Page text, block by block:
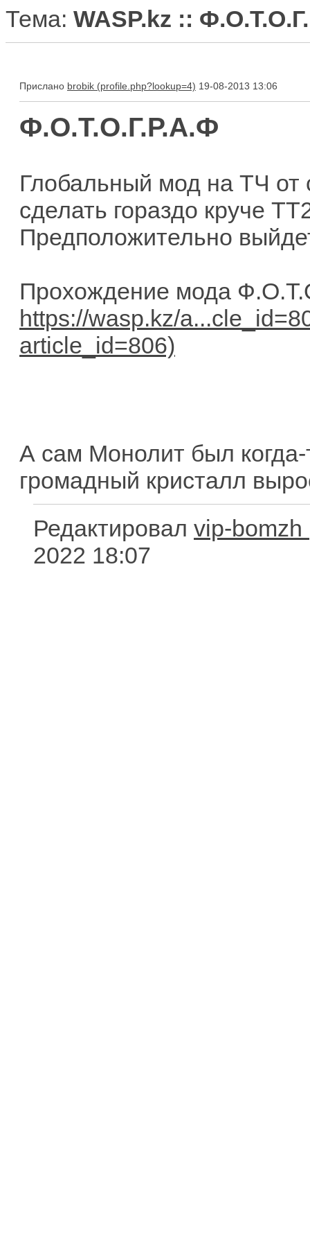
Тема: WASP.kz ::
Прислано brobik 19-08-2013 13:06
Ф.О.Т.О.Г.Р.А.Ф
Глобальный мод на ТЧ
сделать гораздо круче
Предположительно
Прохождение мода
https://wasp.kz/
А сам Монолит был когда-
громадный кристалл
Редактировал vip-bomzh
2022 18:07